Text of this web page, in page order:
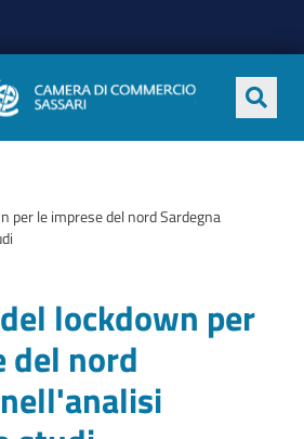
per le imprese del nord Sardegna
lockdown per
del nord